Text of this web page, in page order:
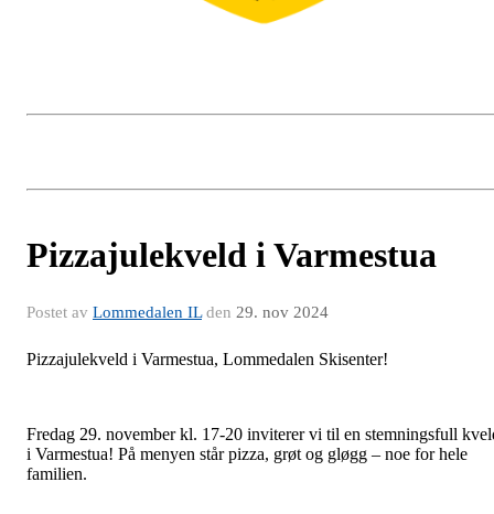
Pizzajulekveld i Varmestua
Postet av Lommedalen ILden 29. nov 2024
Pizzajulekveld i Varmestua, Lommedalen Skisenter!
Fredag 29. november kl. 17-20 inviterer vi til en stemningsfull
i Varmestua! På menyen står pizza, grøt og gløgg – noe for hele
familien.